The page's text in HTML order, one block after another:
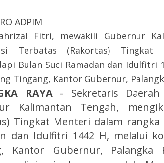
ADPIM
Fitri, mewakili Gubernur
Terbatas (Rakortas)
Bulan Suci Ramadan dan
Tingang, Kantor Gubernur,
RAYA - Sekretaris
Kalimantan Tengah,
Tingkat Menteri dalam rangka
dan Idulfitri 1442 H, melalui
Kantor Gubernur, Palangka